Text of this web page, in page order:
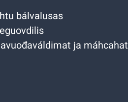
bálvalusas
ja máhcahat